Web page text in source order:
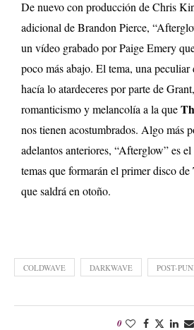
De nuevo con producción de Chris
adicional de Brandon Pierce,
un vídeo grabado por Paige Emery
poco más abajo. El tema, una
hacía lo atardeceres por parte de
romanticismo y melancolía a la que
nos tienen acostumbrados. Algo más
adelantos anteriores, “Afterglow” es
temas que formarán el primer disco de
que saldrá en otoño.
COLDWAVE DARKWAVE POST-
0